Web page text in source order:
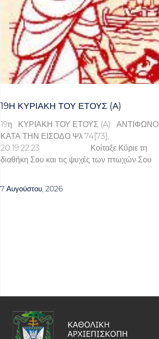
19Η ΚΥΡΙΑΚΉ ΤΟΥ ΈΤΟΥΣ (Α)
19η ΚΥΡΙΑΚΗ ΤΟΥ ΕΤΟΥΣ (A) ΑΝΤΙΦΩΝΟ
ΚΑΤΑ ΤΗΝ ΕΙΣΟΔΟ Ψλ 74[73],
20.19.22.23 Κοίταξε Κύριε τη
διαθήκη Σου και τις ψυχές των πτωχών Σου
7 Αυγούστου, 2026